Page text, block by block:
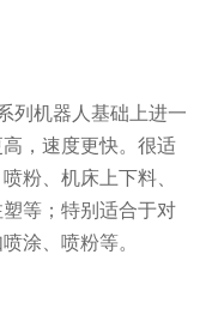
列机器人基础上进一
，速度更快。很适
粉、机床上下料、
等；特别适合于对
涂、喷粉等。